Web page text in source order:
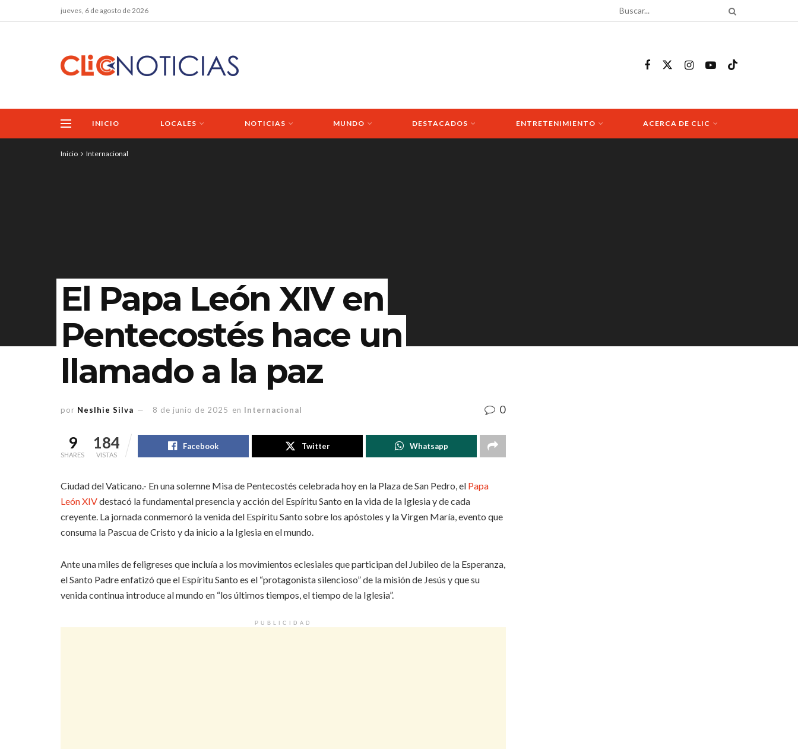
jueves, 6 de agosto de 2026
INICIO LOCALES NOTICIAS MUNDO DESTACADOS ENTRETENIMIENTO ACERCA DE CLIC
Inicio Internacional
El Papa León XIV en
Pentecostés hace un
llamado a la paz
por Neslhie Silva 8 de junio de 2025 en Internacional 0
9
SHARES
184
VISTAS
Facebook Twitter Whatsapp
Ciudad del Vaticano.- En una solemne Misa de Pentecostés celebrada hoy en la Plaza de San Pedro, el Papa
León XIVdestacó la fundamental presencia y acción del Espíritu Santo en la vida de la Iglesia y de cada
creyente. La jornada conmemoró la venida del Espíritu Santo sobre los apóstoles y la Virgen María, evento que
consuma la Pascua de Cristo y da inicio a la Iglesia en el mundo.
Ante una miles de feligreses que incluía a los movimientos eclesiales que participan del Jubileo de la Esperanza,
el Santo Padre enfatizó que el Espíritu Santo es el “protagonista silencioso” de la misión de Jesús y que su
venida continua introduce al mundo en “los últimos tiempos, el tiempo de la Iglesia”.
PUBLICIDAD